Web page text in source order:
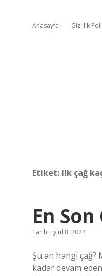
Anasayfa Gizlilik
Etiket: Ilk çağ
En
Tarih: Eylül 8, 2024
Şu an hangi çağ?
kadar devam